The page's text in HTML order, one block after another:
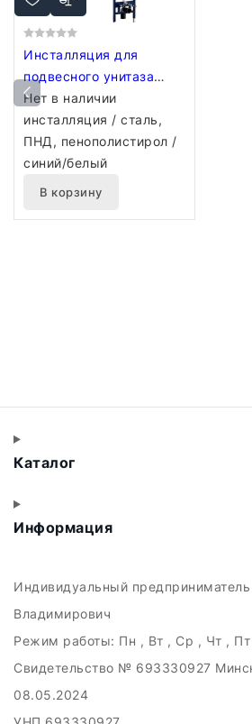
Инсталляция для
подвесного унитаза
Ceruttispa CR558 (код
10783) + Монтажные
трубы (код 9910)
Нет в наличии
инсталляция / сталь,
ПНД, пенополистирол /
синий/белый
В корзину
Каталог
Информация
Индивидуальный
Владимирович
Режим работы: Пн , Вт , Ср , Чт ,
Свидетельство № 693330927
08.05.2024